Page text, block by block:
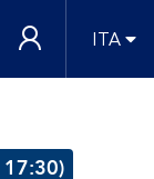
ITA